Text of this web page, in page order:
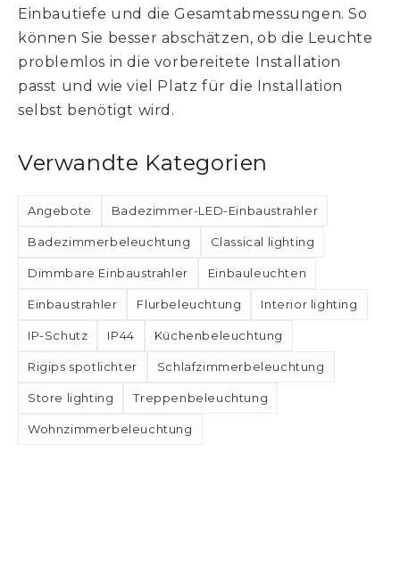
Einbautiefe und die Gesamtabmessungen. So
können Sie besser abschätzen, ob die Leuchte
problemlos in die vorbereitete Installation
passt und wie viel Platz für die Installation
selbst benötigt wird.
Verwandte Kategorien
Angebote Badezimmer-LED-Einbaustrahler
Badezimmerbeleuchtung Classical lighting
Dimmbare Einbaustrahler Einbauleuchten
Einbaustrahler Flurbeleuchtung Interior lighting
IP-Schutz IP44 Küchenbeleuchtung
Rigips spotlichter Schlafzimmerbeleuchtung
Store lighting Treppenbeleuchtung
Wohnzimmerbeleuchtung